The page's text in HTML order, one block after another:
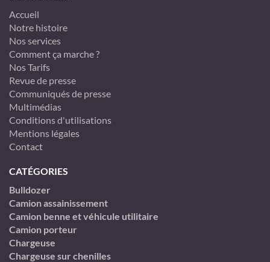
Accueil
Notre histoire
Nos services
Comment ça marche ?
Nos Tarifs
Revue de presse
Communiqués de presse
Multimédias
Conditions d'utilisations
Mentions légales
Contact
CATÉGORIES
Bulldozer
Camion assainissement
Camion benne et véhicule utilitaire
Camion porteur
Chargeuse
Chargeuse sur chenilles